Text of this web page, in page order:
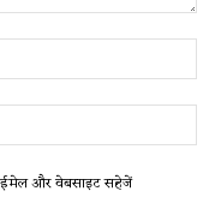
ईमेल और वेबसाइट सहेजें